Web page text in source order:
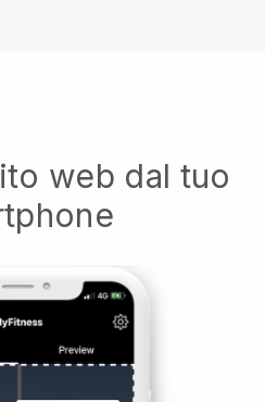
web dal tuo